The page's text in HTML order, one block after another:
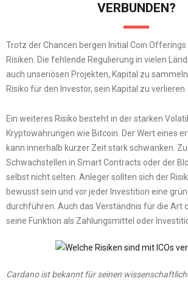
VERBUNDEN?
Trotz der Chancen bergen Initial Coin
Risiken. Die fehlende Regulierung in vielen
auch unseriösen Projekten, Kapital zu
Risiko für den Investor, sein Kapital zu verlieren.
Ein weiteres Risiko besteht in der starken
Kryptowährungen wie Bitcoin. Der Wert eines
kann innerhalb kurzer Zeit stark schwanken.
Schwachstellen in Smart Contracts oder der
selbst nicht selten. Anleger sollten sich der
bewusst sein und vor jeder Investition eine
durchführen. Auch das Verständnis für die Art
seine Funktion als Zahlungsmittel oder
Cardano ist bekannt für seinen